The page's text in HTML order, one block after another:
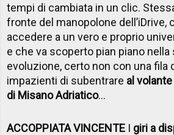
tempi di cambiata in un clic.
fronte del manopolone dell’iDrive,
accedere a un vero e proprio
e che va scoperto pian piano nella
evoluzione, certo non con una fila
impazienti di subentrare al
di Misano Adriatico…
ACCOPPIATA VINCENTE I giri a